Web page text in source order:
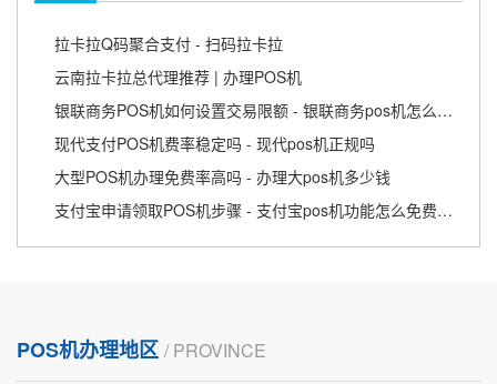
拉卡拉Q码聚合支付 - 扫码拉卡拉
云南拉卡拉总代理推荐 | 办理POS机
银联商务POS机如何设置交易限额 - 银联商务pos机怎么刷卡
现代支付POS机费率稳定吗 - 现代pos机正规吗
大型POS机办理免费率高吗 - 办理大pos机多少钱
支付宝申请领取POS机步骤 - 支付宝pos机功能怎么免费申请
POS机办理地区 / PROVINCE